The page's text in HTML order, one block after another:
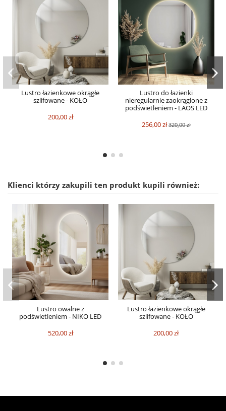
Lustro łazienkowe okrągłe
szlifowane - KOŁO
200,00 zł
Lustro do łazienki
nieregularnie zaokrąglone z
podświetleniem - LAOS LED
256,00 zł320,00 zł
Klienci którzy zakupili ten produkt kupili również:
Lustro owalne z
podświetleniem - NIKO LED
520,00 zł
Lustro łazienkowe okrągłe
szlifowane - KOŁO
200,00 zł